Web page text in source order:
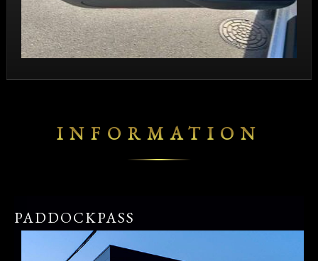
INFORMATION
PADDOCKPASS